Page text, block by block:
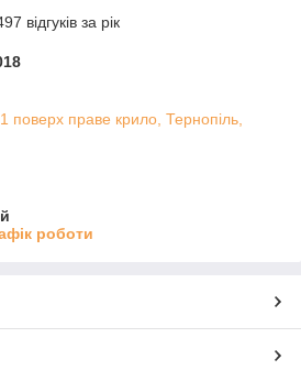
відгуків за рік
поверх праве крило, Тернопіль,
роботи